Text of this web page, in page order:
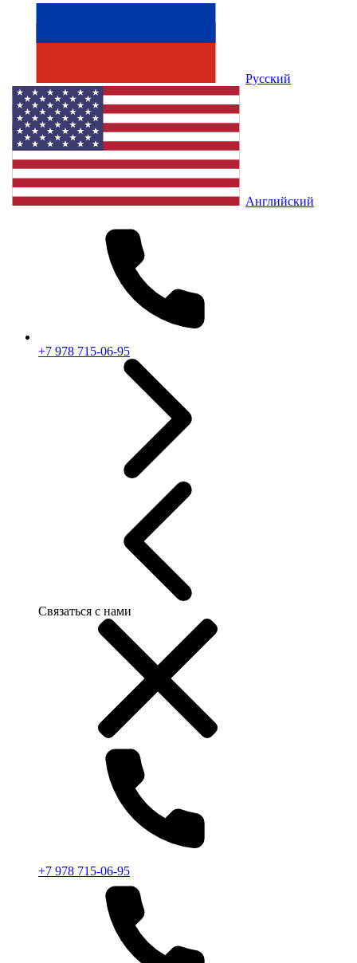
Русский
Английский
+7 978 715-06-95
Связаться с нами
+7 978 715-06-95